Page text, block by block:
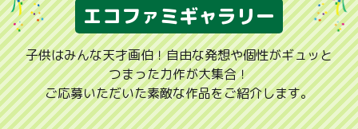
エコファミギャラリー
子供はみんな天才画伯！自由な発想や個性がギュッと
つまった力作が大集合！
ご応募いただいた素敵な作品をご紹介します。